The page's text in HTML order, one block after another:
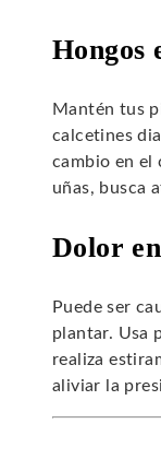
Hongos
Mantén tus
calcetines
cambio en el
uñas, busca
Dolor
Puede ser
plantar. Usa
realiza
aliviar la